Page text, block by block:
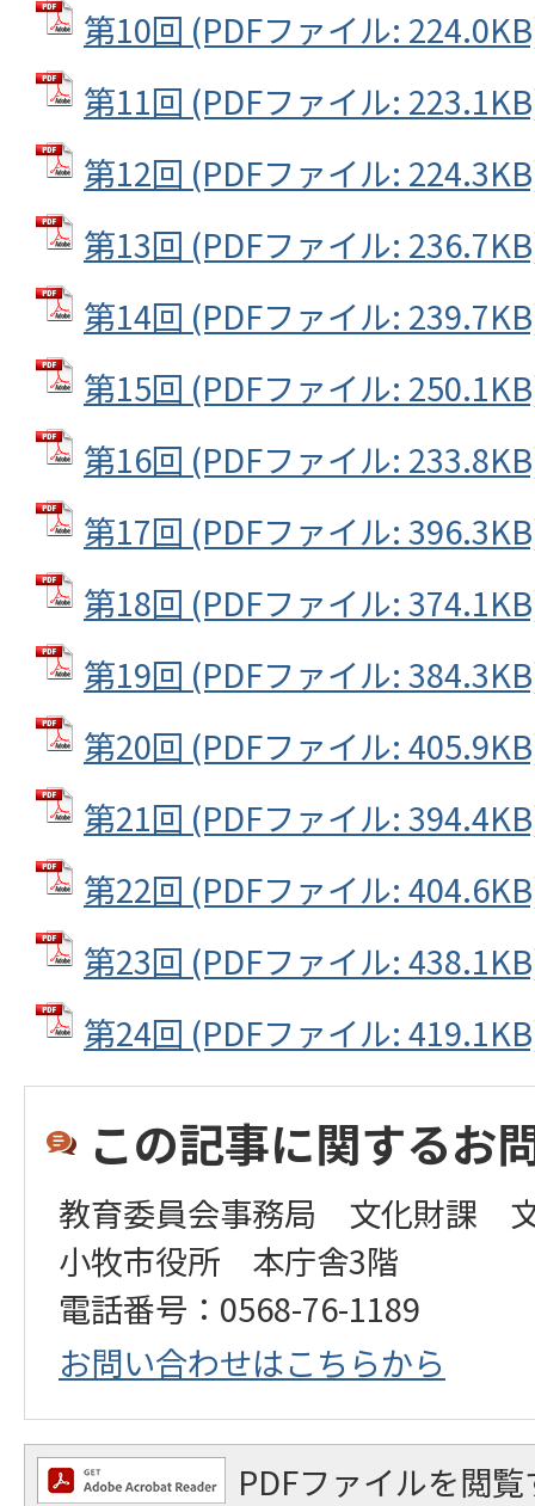
第10回 (PDFファイル:
第11回 (PDFファイル:
第12回 (PDFファイル:
第13回 (PDFファイル:
第14回 (PDFファイル:
第15回 (PDFファイル:
第16回 (PDFファイル:
第17回 (PDFファイル:
第18回 (PDFファイル:
第19回 (PDFファイル:
第20回 (PDFファイル:
第21回 (PDFファイル:
第22回 (PDFファイル:
第23回 (PDFファイル:
第24回 (PDFファイル:
この記事に関するお
教育委員会事務局 文化財課
小牧市役所 本庁舎3階
電話番号：0568-76-1189
お問い合わせはこちらから
PDFファイルを閲